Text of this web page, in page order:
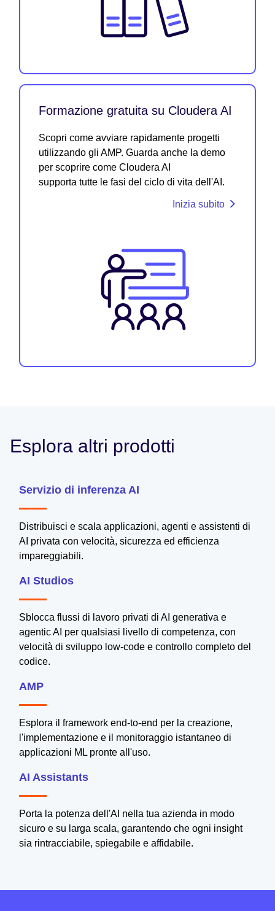
Formazione gratuita su Cloudera AI
Scopri come avviare rapidamente progetti
utilizzando gli AMP. Guarda anche la demo
per scoprire come Cloudera AI
supporta tutte le fasi del ciclo di vita dell'AI.
Inizia subito
Esplora altri prodotti
Servizio di inferenza AI
Distribuisci e scala applicazioni, agenti e assistenti di
AI privata con velocità, sicurezza ed efficienza
impareggiabili.
AI Studios
Sblocca flussi di lavoro privati di AI generativa e
agentic AI per qualsiasi livello di competenza, con
velocità di sviluppo low-code e controllo completo del
codice.
AMP
Esplora il framework end-to-end per la creazione,
l'implementazione e il monitoraggio istantaneo di
applicazioni ML pronte all'uso.
AI Assistants
Porta la potenza dell'AI nella tua azienda in modo
sicuro e su larga scala, garantendo che ogni insight
sia rintracciabile, spiegabile e affidabile.